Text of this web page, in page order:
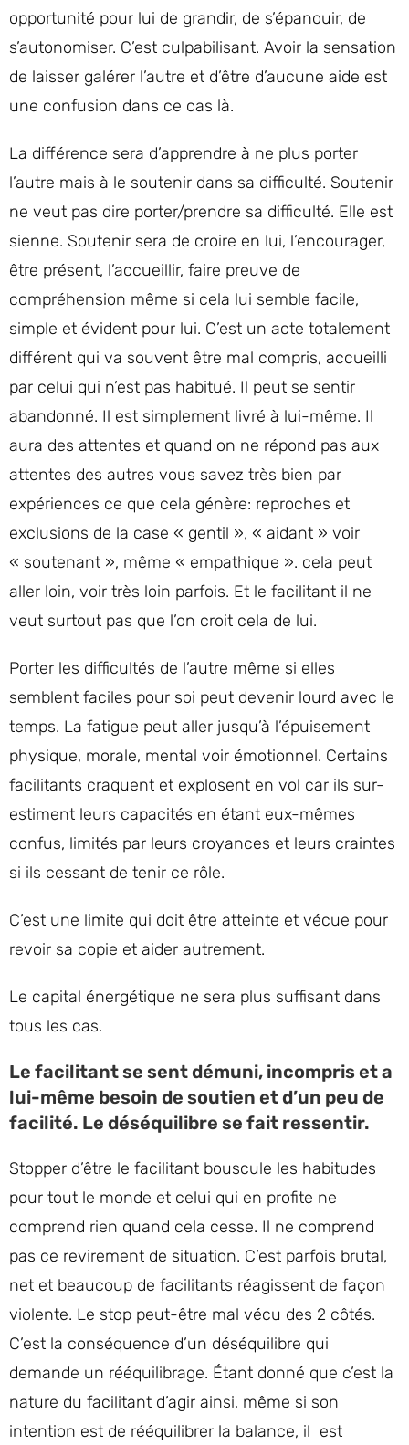
opportunité pour lui de grandir, de s’épanouir, de
s’autonomiser. C’est culpabilisant. Avoir la sensation
de laisser galérer l’autre et d’être d’aucune aide est
une confusion dans ce cas là.
La différence sera d’apprendre à ne plus porter
l’autre mais à le soutenir dans sa difficulté. Soutenir
ne veut pas dire porter/prendre sa difficulté. Elle est
sienne. Soutenir sera de croire en lui, l’encourager,
être présent, l’accueillir, faire preuve de
compréhension même si cela lui semble facile,
simple et évident pour lui. C’est un acte totalement
différent qui va souvent être mal compris, accueilli
par celui qui n’est pas habitué. Il peut se sentir
abandonné. Il est simplement livré à lui-même. Il
aura des attentes et quand on ne répond pas aux
attentes des autres vous savez très bien par
expériences ce que cela génère: reproches et
exclusions de la case « gentil », « aidant » voir
« soutenant », même « empathique ». cela peut
aller loin, voir très loin parfois. Et le facilitant il ne
veut surtout pas que l’on croit cela de lui.
Porter les difficultés de l’autre même si elles
semblent faciles pour soi peut devenir lourd avec le
temps. La fatigue peut aller jusqu’à l’épuisement
physique, morale, mental voir émotionnel. Certains
facilitants craquent et explosent en vol car ils sur-
estiment leurs capacités en étant eux-mêmes
confus, limités par leurs croyances et leurs craintes
si ils cessant de tenir ce rôle.
C’est une limite qui doit être atteinte et vécue pour
revoir sa copie et aider autrement.
Le capital énergétique ne sera plus suffisant dans
tous les cas.
Le facilitant se sent démuni, incompris et a
lui-même besoin de soutien et d’un peu de
facilité. Le déséquilibre se fait ressentir.
Stopper d’être le facilitant bouscule les habitudes
pour tout le monde et celui qui en profite ne
comprend rien quand cela cesse. Il ne comprend
pas ce revirement de situation. C’est parfois brutal,
net et beaucoup de facilitants réagissent de façon
violente. Le stop peut-être mal vécu des 2 côtés.
C’est la conséquence d’un déséquilibre qui
demande un rééquilibrage. Étant donné que c’est la
nature du facilitant d’agir ainsi, même si son
intention est de rééquilibrer la balance, il est